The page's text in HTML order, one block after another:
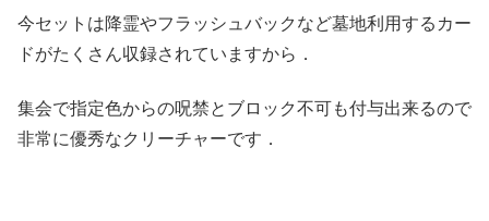
今セットは降霊やフラッシュバックなど墓地利用するカー
ドがたくさん収録されていますから．
集会で指定色からの呪禁とブロック不可も付与出来るので
非常に優秀なクリーチャーです．